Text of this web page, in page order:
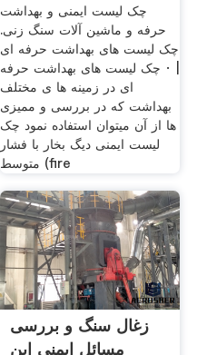
چک لیست ایمنی و بهداشت
حرفه و ماشین آلات سنگ زنی.
چک لیست های بهداشت حرفه ای
| · چک لیست های بهداشت حرفه
ای در زمینه ها ی مختلف
بهداشت که در بررسی و ممیزی
ها از آن میتوان استفاده نمود چک
لیست ایمنی دیگ بخار با فشار
متوسط (fire
زغال سنگ و بررسی
مسائل ایمنی این